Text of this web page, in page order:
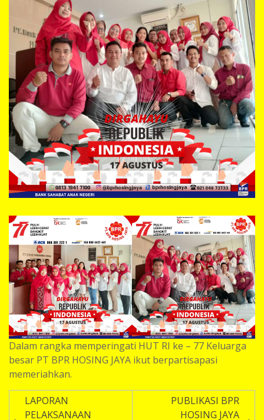
Dalam rangka memperingati HUT RI ke – 77 Keluarga
besar PT BPR HOSING JAYA ikut berpartisapasi
memeriahkan.
Post
LAPORAN
PELAKSANAAN
PUBLIKASI BPR
HOSING JAYA